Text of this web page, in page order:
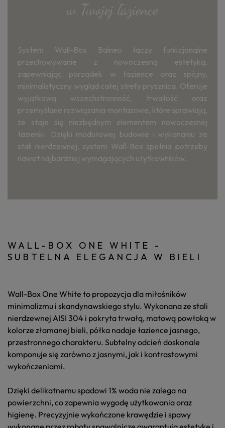
w Twojej łazience
System Wall-Box Balneo łączy funkcjonalne
przechowywanie z nowoczesną estetyką,
zapewniając porządek w łazience oraz spójny,
minimalistyczny wygląd całej strefy prysznica. Oferuje
wyjątkową wszechstronność, trwałość oraz
przemyślane rozwiązania montażowe, które sprawiają,
że staje się niezbędnym elementem nowoczesnej
łazienki. Dzięki modułowej budowie i wykonaniu ze
stali nierdzewnej, system Wall-Box spełnia potrzeby
nawet najbardziej wymagających użytkowników.
WALL-BOX ONE WHITE -
SUBTELNA ELEGANCJA W BIELI
Wall-Box One White to propozycja dla miłośników
minimalizmu i skandynawskiego stylu. Wykonana ze stali
nierdzewnej AISI 304 i pokryta trwałą, matową powłoką w
kolorze złamanej bieli, półka nadaje łazience jasnego,
przestronnego charakteru. Subtelny odcień doskonale
komponuje się zarówno z jasnymi, jak i kontrastowymi
wykończeniami.
Dzięki delikatnemu spadowi 1% woda nie zalega na
powierzchni, co zapewnia wygodę użytkowania oraz
higienę. Precyzyjnie wykończone krawędzie i spawy